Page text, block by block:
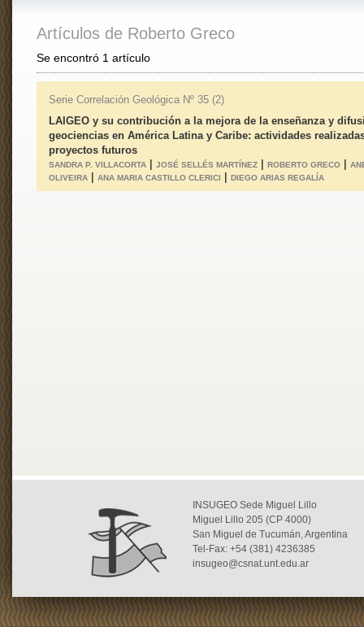
Artículos de Roberto Greco
Se encontró 1 artículo
Serie Correlación Geológica Nº 35 (2)
LAIGEO y su contribución a la mejora de la enseñanza y
geociencias en América Latina y Caribe: actividades
proyectos futuros
SANDRA P. VILLACORTA | JOSÉ SELLÉS MARTÍNEZ | ROBERTO GRECO |
OLIVEIRA | ANA MARIA CASTILLO CLERICI | DIEGO ARIAS REGALÍA
INSUGEO Sede Miguel Lillo
Miguel Lillo 205 (CP 4000)
San Miguel de Tucumán, Argentina
Tel-Fax: +54 (381) 4236385
insugeo@csnat.unt.edu.ar